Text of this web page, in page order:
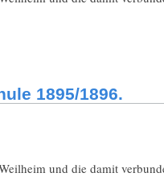
1895/1896.
und die damit